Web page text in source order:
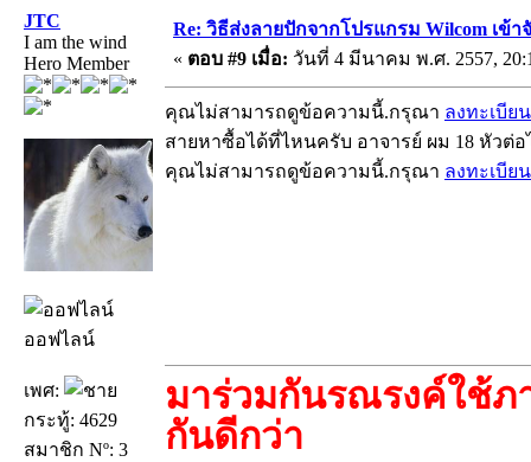
JTC
I am the wind
Hero Member
ออฟไลน์
เพศ:
กระทู้: 4629
สมาชิก Nº: 3
Re: วิธีส่งลายปักจากโปรแกรม Wilcom เข้า
« ตอบ #9 เมื่อ: วันที่ 4 มีนาคม พ.ศ. 2557,
คุณไม่สามารถดูข้อความนี้.กรุณา ลงทะเบียน
สายหาซื้อได้ที่ไหนครับ อาจารย์ ผม 18 หัวต่
คุณไม่สามารถดูข้อความนี้.กรุณา ลงทะเบียน
มาร่วมกันรณรงค์ใช้ภ
กันดีกว่า